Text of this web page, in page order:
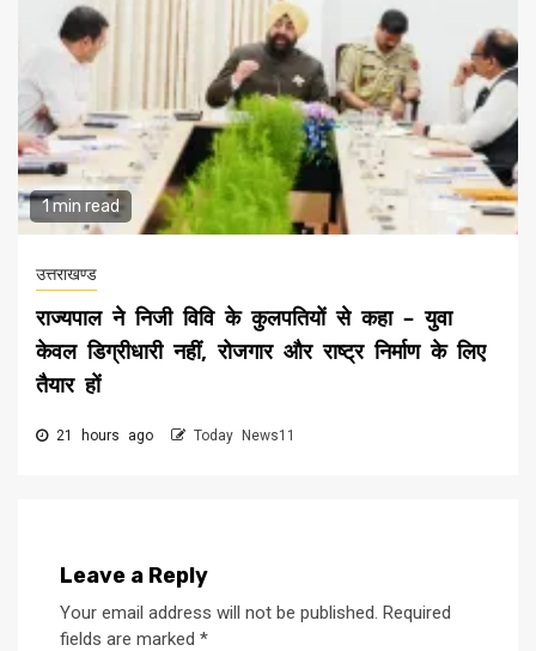
1 min read
उत्तराखण्ड
राज्यपाल ने निजी विवि के कुलपतियों से कहा – युवा
केवल डिग्रीधारी नहीं, रोजगार और राष्ट्र निर्माण के लिए
तैयार हों
21 hours ago Today News11
Leave a Reply
Your email address will not be published. Required
fields are marked *